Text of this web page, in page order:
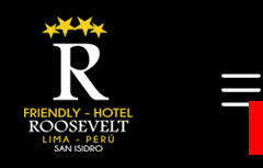
HABITACIONES